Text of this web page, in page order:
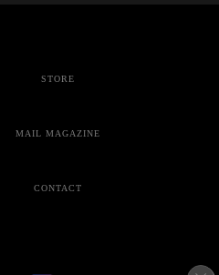
STORE
MAIL MAGAZINE
CONTACT